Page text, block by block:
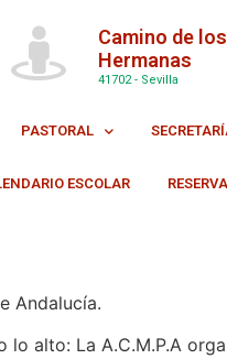
Camino de
Hermanas
41702 - Sevilla
PASTORAL
ESCOLAR
Andalucía.
alto: La A.C.M.P.A